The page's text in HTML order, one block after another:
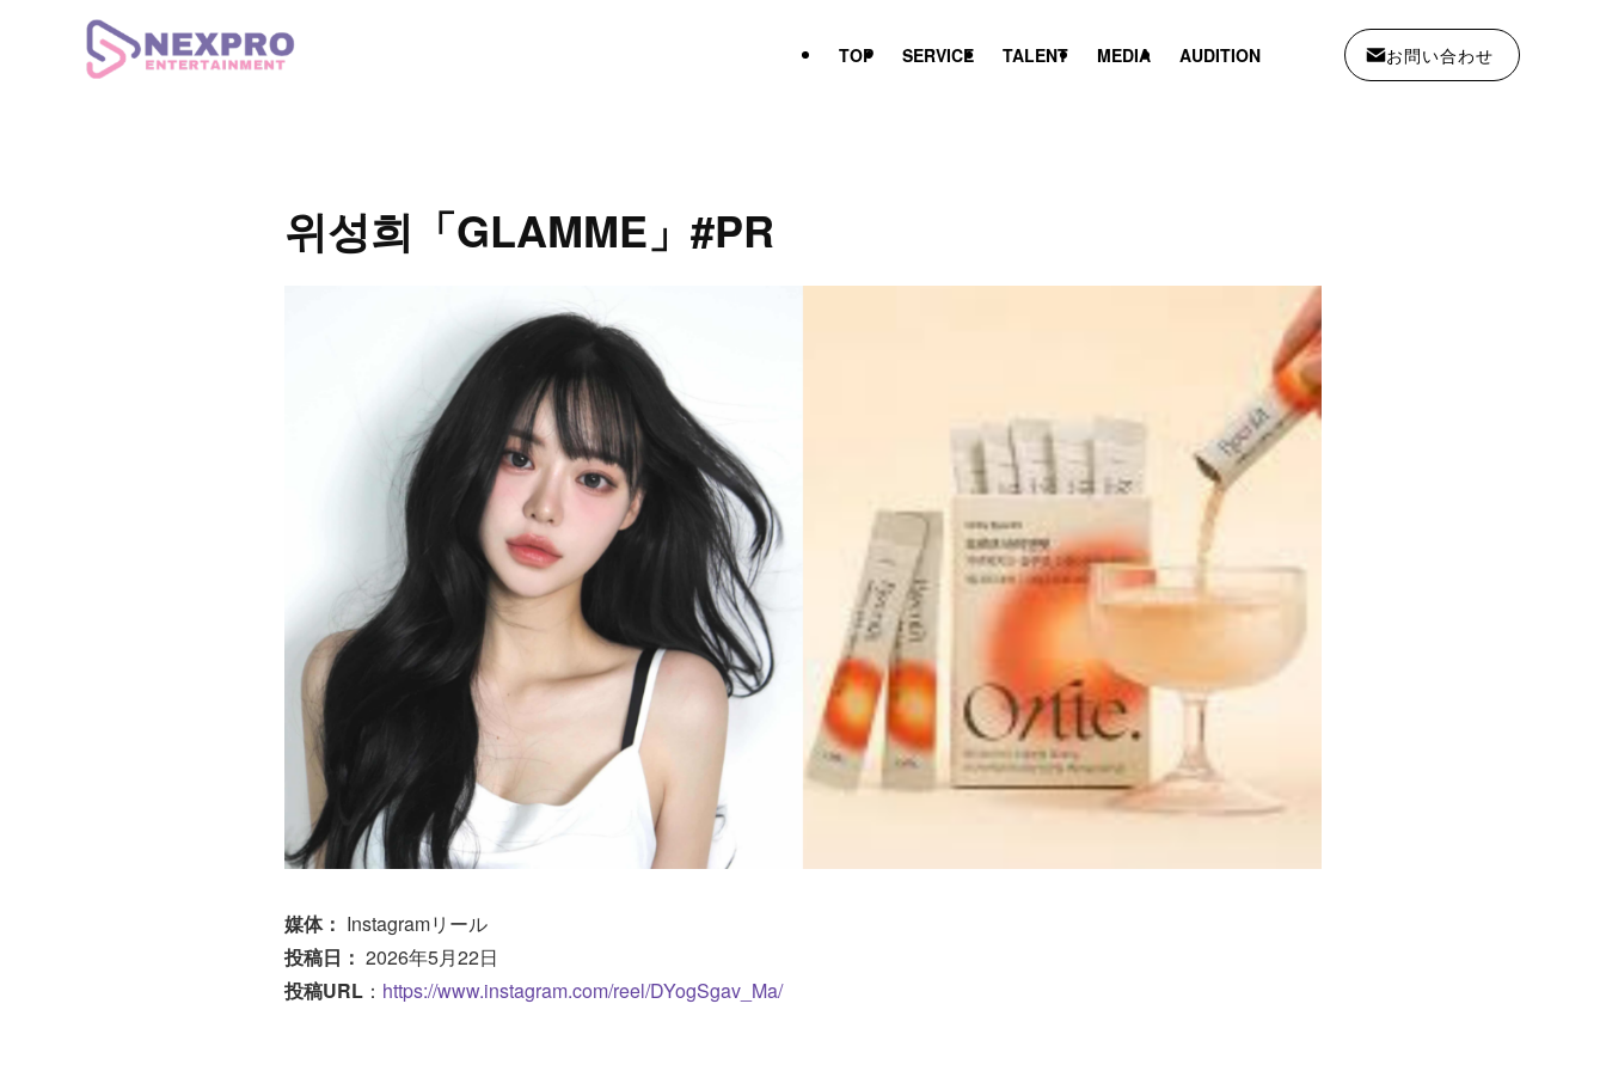
TOP SERVICE TALENT MEDIA AUDITION お問い合わせ
위성희「GLAMME」#PR
媒体： Instagramリール
投稿日： 2026年5月22日
投稿URL ： https://www.instagram.com/reel/DYogSgav_Ma/